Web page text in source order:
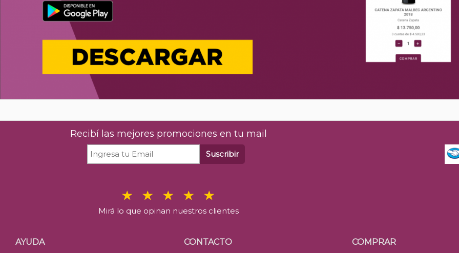
Recibí las mejores promociones en tu mail
Suscribir
Mirá lo que opinan nuestros clientes
AYUDA CONTACTO COMPRAR